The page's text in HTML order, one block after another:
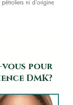
ni d'origine
pour
DMK?